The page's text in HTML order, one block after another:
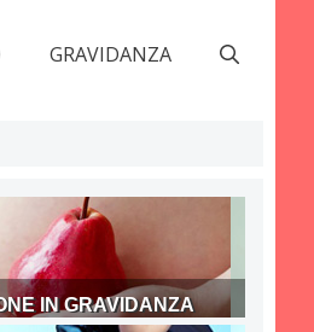
GRAVIDANZA
IN GRAVIDANZA